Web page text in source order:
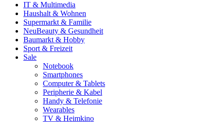
IT & Multimedia
Haushalt & Wohnen
Supermarkt & Familie
NeuBeauty & Gesundheit
Baumarkt & Hobby
Sport & Freizeit
Sale
Notebook
Smartphones
Computer & Tablets
Peripherie & Kabel
Handy & Telefonie
Wearables
TV & Heimkino